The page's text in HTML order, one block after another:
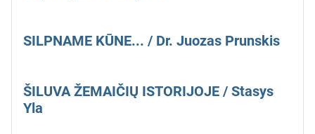
SILPNAME KŪNE... / Dr. Juozas Prunskis
ŠILUVA ŽEMAIČIŲ ISTORIJOJE / Stasys
Yla